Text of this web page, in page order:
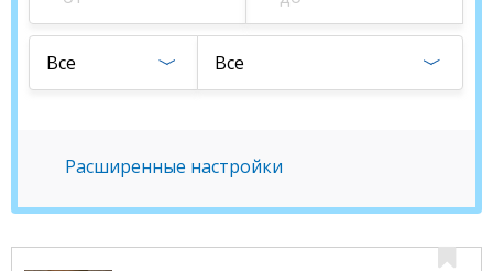
Все Все
Расширенные настройки